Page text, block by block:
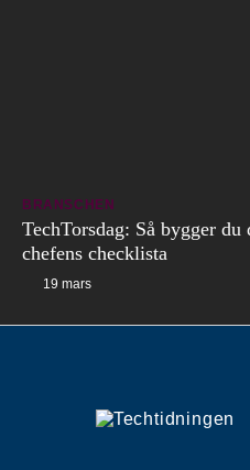
BRANSCHEN
TechTorsdag: Så bygger
chefens checklista
19 mars